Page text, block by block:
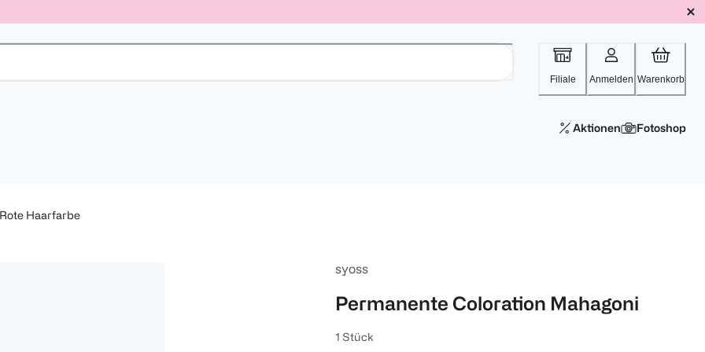
Filiale Anmelden Warenkorb
Aktionen Fotoshop
Rote Haarfarbe
syoss
Permanente Coloration Mahagoni
1 Stück